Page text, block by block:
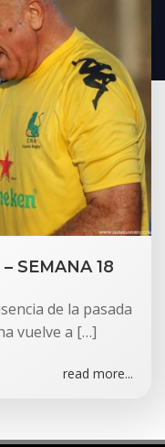
SEMANA 18
de la pasada
vuelve a […]
read more...